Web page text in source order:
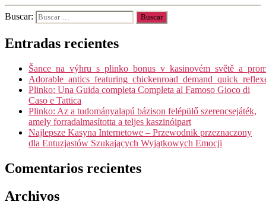
Buscar:
Entradas recientes
Plinko: Una Guida completa Completa al Famoso Gioco di
Caso e Tattica
Plinko: Az a tudományalapú bázison felépülő szerencsejáték,
amely forradalmasította a teljes kaszinóipart
Najlepsze Kasyna Internetowe – Przewodnik przeznaczony
dla Entuzjastów Szukających Wyjątkowych Emocji
Comentarios recientes
Archivos